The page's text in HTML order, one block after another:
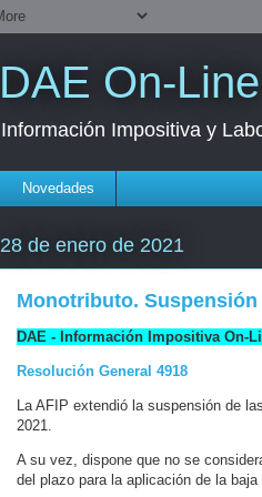
DAE On-Line
Información Impositiva y
Novedades
28 de enero de 2021
Monotributo.
DAE - Información Impositiva On-
Resolución General 4918
La AFIP extendió la suspensión de
2021.
A su vez, dispone que no se
del plazo para la aplicación de la baja